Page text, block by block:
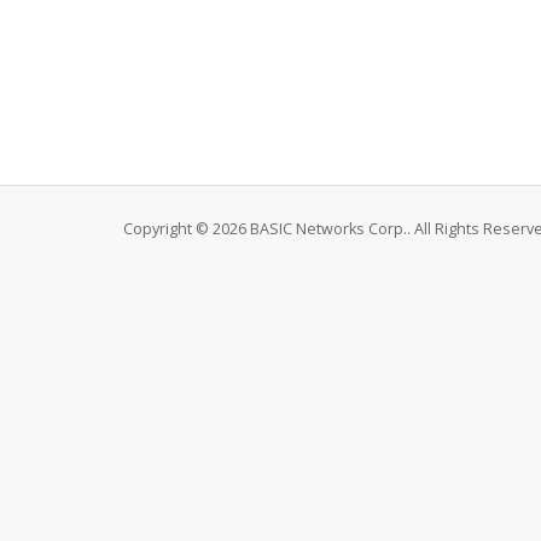
Copyright © 2026 BASIC Networks Corp.. All Rights